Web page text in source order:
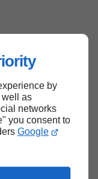
by
well as
networks
you consent to
Google